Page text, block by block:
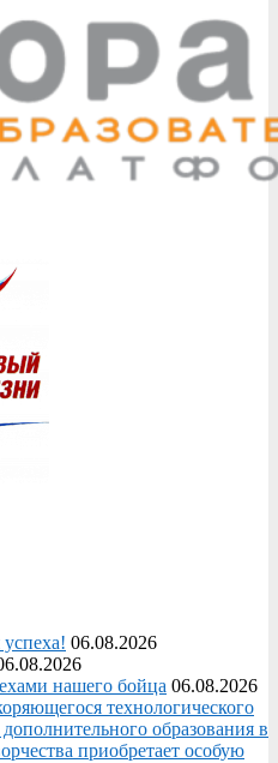
06.08.2026
нашего бойца 06.08.2026
технологического
образования в
приобретает особую